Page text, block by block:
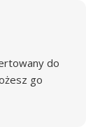
do
go